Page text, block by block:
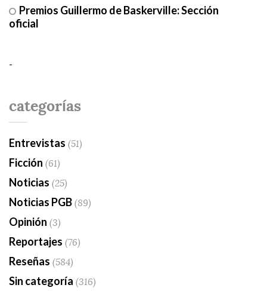
Premios Guillermo de Baskerville: Sección
oficial
-
categorías
Entrevistas (51)
Ficción (61)
Noticias (25)
Noticias PGB(89)
Opinión (3)
Reportajes (76)
Reseñas (584)
Sin categoría (316)